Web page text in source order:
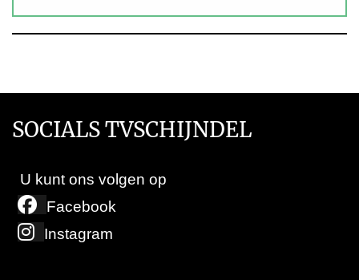
SOCIALS TVSCHIJNDEL
U kunt ons volgen op
Facebook
Instagram